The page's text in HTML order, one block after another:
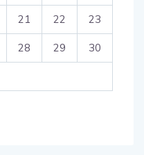
21 22 23
28 29 30